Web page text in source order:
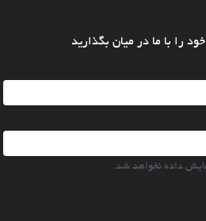
را با ما در میان بگذارید
داده نخواهد شد.